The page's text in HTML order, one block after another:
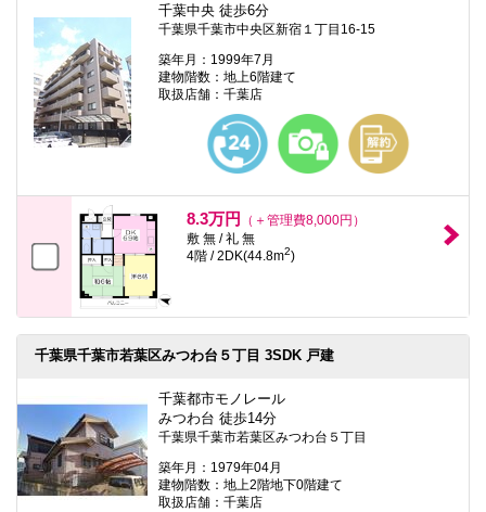
千葉中央 徒歩6分
千葉県千葉市中央区新宿１丁目16-15
築年月：1999年7月
建物階数：地上6階建て
取扱店舗：千葉店
8.3万円
（＋管理費8,000円）
敷 無 / 礼 無
4階 / 2DK(44.8m2)
千葉県千葉市若葉区みつわ台５丁目 3SDK 戸建
千葉都市モノレール
みつわ台 徒歩14分
千葉県千葉市若葉区みつわ台５丁目
築年月：1979年04月
建物階数：地上2階地下0階建て
取扱店舗：千葉店